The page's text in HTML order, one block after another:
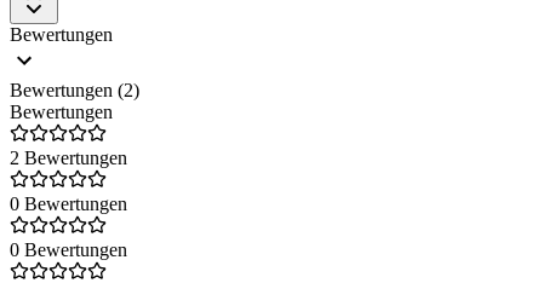
Bewertungen
Bewertungen (2)
Bewertungen
2 Bewertungen
0 Bewertungen
0 Bewertungen